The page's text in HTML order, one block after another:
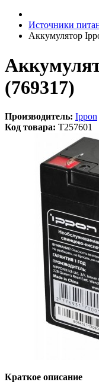
Источники
Аккумулятор
(769317)
Производитель: Ippon
Код товара: T257601
Краткое описание